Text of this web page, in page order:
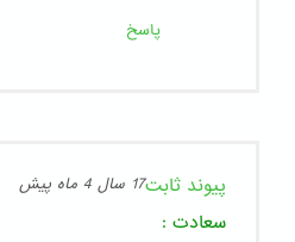
پاسخ
پیوند ثابت17 سال 4 ماه پیش
سعادت :